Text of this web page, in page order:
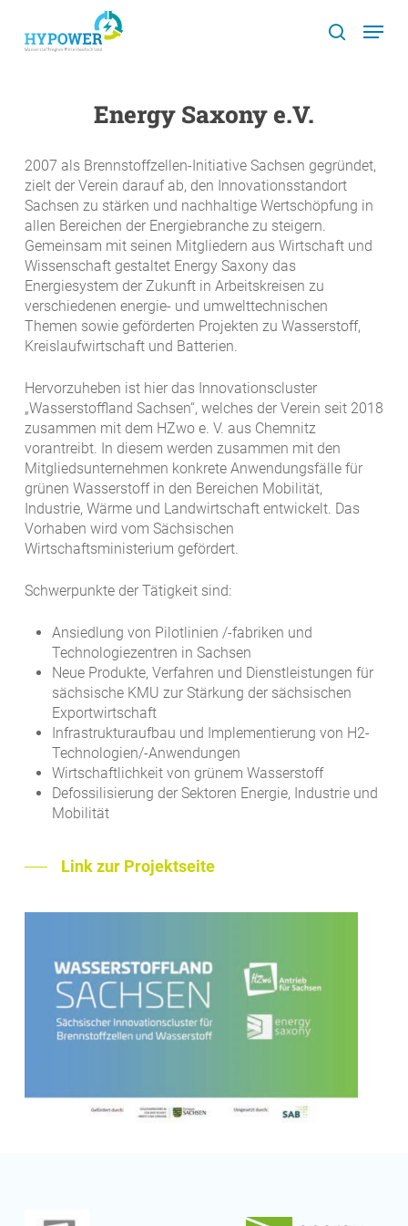
main
search
Menu
Energy Saxony e.V.
2007 als Brennstoffzellen-Initiative Sachsen gegründet,
zielt der Verein darauf ab, den Innovationsstandort
Sachsen zu stärken und nachhaltige Wertschöpfung in
allen Bereichen der Energiebranche zu steigern.
Gemeinsam mit seinen Mitgliedern aus Wirtschaft und
Wissenschaft gestaltet Energy Saxony das
Energiesystem der Zukunft in Arbeitskreisen zu
verschiedenen energie- und umwelttechnischen
Themen sowie geförderten Projekten zu Wasserstoff,
Kreislaufwirtschaft und Batterien.
Hervorzuheben ist hier das Innovationscluster
„Wasserstoffland Sachsen“, welches der Verein seit 2018
zusammen mit dem HZwo e. V. aus Chemnitz
vorantreibt. In diesem werden zusammen mit den
Mitgliedsunternehmen konkrete Anwendungsfälle für
grünen Wasserstoff in den Bereichen Mobilität,
Industrie, Wärme und Landwirtschaft entwickelt. Das
Vorhaben wird vom Sächsischen
Wirtschaftsministerium gefördert.
Schwerpunkte der Tätigkeit sind:
Ansiedlung von Pilotlinien /-fabriken und
Technologiezentren in Sachsen
Neue Produkte, Verfahren und Dienstleistungen für
sächsische KMU zur Stärkung der sächsischen
Exportwirtschaft
Infrastrukturaufbau und Implementierung von H2-
Technologien/-Anwendungen
Wirtschaftlichkeit von grünem Wasserstoff
Defossilisierung der Sektoren Energie, Industrie und
Mobilität
Link zur Projektseite